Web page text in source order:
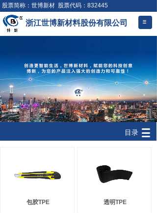
目录
包胶TPE 透明TPE
股票简称：世博新材 股票代码：832445
浙江世博新材料股份有限公司